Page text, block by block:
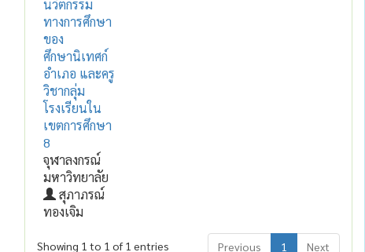
นวัตกรรม
ทางการศึกษา
ของ
ศึกษานิเทศก์
อำเภอ และครู
วิชากลุ่ม
โรงเรียนใน
เขตการศึกษา
8
จุฬาลงกรณ์
มหาวิทยาลัย
สุภาภรณ์
ทองเจิม
Showing 1 to 1 of 1 entries Previous 1 Next